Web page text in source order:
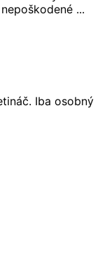
...
Iba osobný